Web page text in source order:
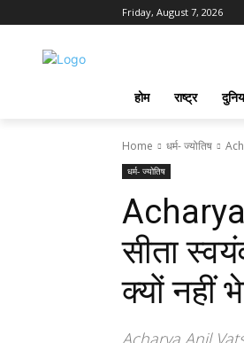
Friday, August 7, 2026
होम राष्ट्र
Home धर्म- ज्योतिष
धर्म- ज्योतिष
सीता
क्यों नहीं
Acharya Anil